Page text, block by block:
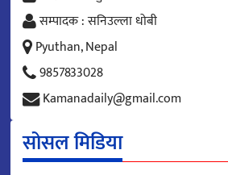
सम्पादक : सनिउल्ला धोबी
Pyuthan, Nepal
9857833028
Kamanadaily@gmail.com
सोसल मिडिया